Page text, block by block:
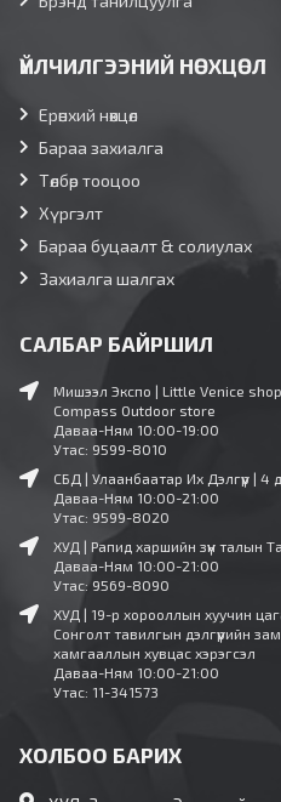
ҮЙЛЧИЛГЭЭНИЙ НӨХЦӨЛ
Ерөнхий нөхцөл
Бараа захиалга
Төлбөр тооцоо
Хүргэлт
Бараа буцаалт & солиулах
Захиалга шалгах
САЛБАР БАЙРШИЛ
Мишээл Экспо | Little Venice
Compass Outdoor store
Даваа-Ням 10:00-19:00
Утас: 9599-8010
СБД | Улаанбаатар Их Дэлгүүр | 4
Даваа-Ням 10:00-21:00
Утас: 9599-8020
ХУД | Рапид харшийн зүүн талын
Даваа-Ням 10:00-21:00
Утас: 9569-8090
ХУД | 19-р хорооллын хуучин
Сонголт тавилгын дэлгүүрийн
хамгааллын хувцас хэрэгсэл
Даваа-Ням 10:00-21:00
Утас: 11-341573
ХОЛБОО БАРИХ